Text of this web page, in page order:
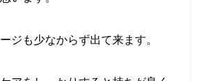
ジも少なからず出て来ます。